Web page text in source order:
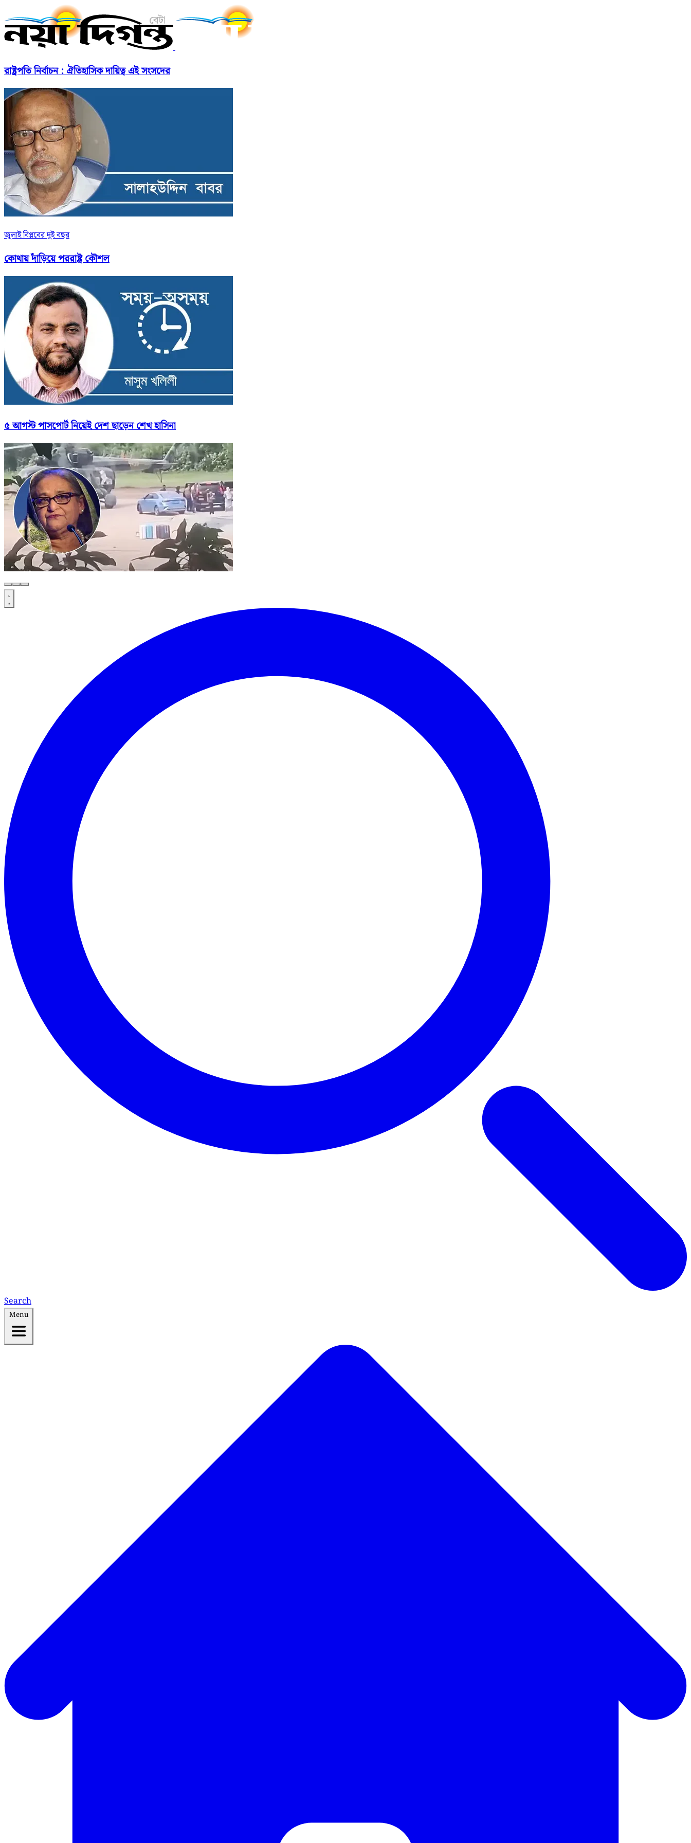
রাষ্ট্রপতি নির্বাচন : ঐতিহাসিক দায়িত্ব এই সংসদের
জুলাই বিপ্লবের দুই বছর
কোথায় দাঁড়িয়ে পররাষ্ট্র কৌশল
৫ আগস্ট পাসপোর্ট নিয়েই দেশ ছাড়েন শেখ হাসিনা
Search
Menu